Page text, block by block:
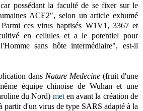
possédant la faculté de se fixer sur le
ACE2", selon un article exhumé
ces virus baptisés W1V1, 3367 et
en cellules et a le potentiel pour
sans hôte intermédiaire", est-il
dans Nature Medecine (fruit d'une
équipe chinoise de Wuhan et une
du Nord) meten avant la création de
partir d'un virus de type SARS adapté à la